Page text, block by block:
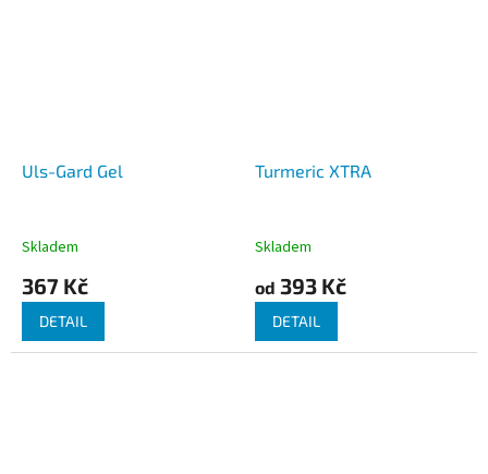
Uls-Gard Gel
Skladem
367 Kč
DETAIL
Turmeric XTRA
Skladem
od 393 Kč
DETAIL